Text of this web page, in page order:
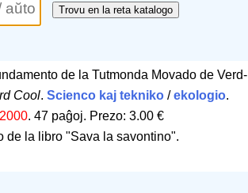
de la Tutmonda Movado de Verd-
Cool. Scienco kaj tekniko/ekologio.
2000. 47 paĝoj. Prezo: 3.00 €
de la libro "Sava la savontino".